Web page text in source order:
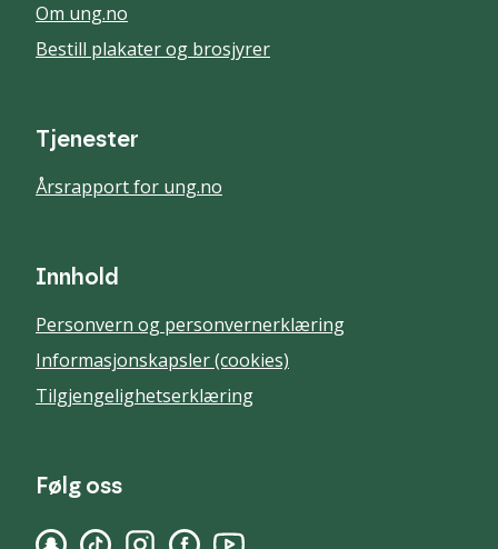
Om ung.no
Bestill plakater og brosjyrer
Tjenester
Årsrapport for ung.no
Innhold
Personvern og personvernerklæring
Informasjonskapsler (cookies)
Tilgjengelighetserklæring
Følg oss